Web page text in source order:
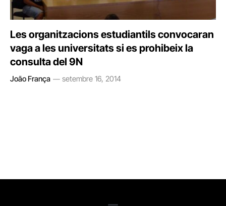
Les organitzacions estudiantils convocaran
vaga a les universitats si es prohibeix la
consulta del 9N
João França setembre 16, 2014